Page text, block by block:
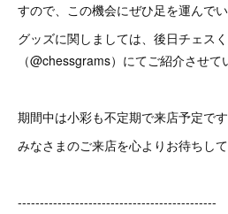
すので、この機会にぜひ足を運んで
グッズに関しましては、後日チェス
（@chessgrams）にてご紹介させて
期間中は小彩も不定期で来店予定です
みなさまのご来店を心よりお待ちして
---------------------------------------------